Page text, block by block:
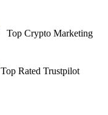
Top Crypto Marketing
Top Rated Trustpilot